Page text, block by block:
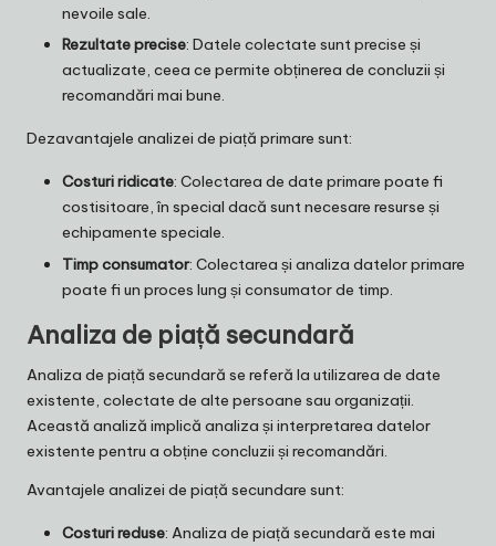
nevoile sale.
Rezultate precise: Datele colectate sunt precise și
actualizate, ceea ce permite obținerea de concluzii și
recomandări mai bune.
Dezavantajele analizei de piață primare sunt:
Costuri ridicate: Colectarea de date primare poate fi
costisitoare, în special dacă sunt necesare resurse și
echipamente speciale.
Timp consumator: Colectarea și analiza datelor primare
poate fi un proces lung și consumator de timp.
Analiza de piață secundară
Analiza de piață secundară se referă la utilizarea de date
existente, colectate de alte persoane sau organizații.
Această analiză implică analiza și interpretarea datelor
existente pentru a obține concluzii și recomandări.
Avantajele analizei de piață secundare sunt:
Costuri reduse: Analiza de piață secundară este mai